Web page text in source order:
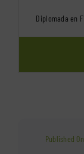
Diplomada en
Published